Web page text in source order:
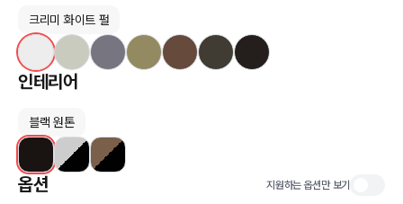
크리미 화이트 펄
인테리어
블랙 원톤
옵션 지원하는 옵션만 보기